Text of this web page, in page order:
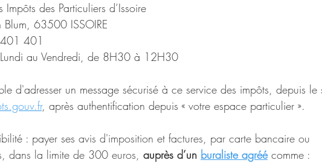
Impôts des Particuliers d’Issoire
Blum, 63500 ISSOIRE
401
au Vendredi, de 8H30 à 12H30
d'adresser un message sécurisé à ce service des impôts, depuis
, après authentification depuis « votre espace particulier ».
: payer ses avis d'imposition et factures, par carte bancaire ou
dans la limite de 300 euros, auprès d’un buraliste agréé comme :